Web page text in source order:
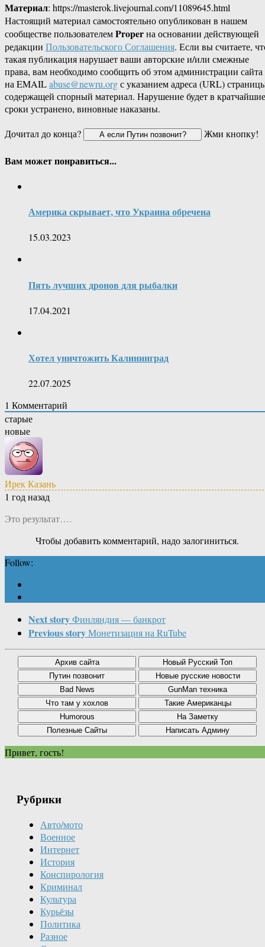
Материал: https://masterok.livejournal.com/11089645.html
Настоящий материал самостоятельно опубликован в нашем
сообществе пользователемProperна основании действующей
редакции Пользовательского Соглашения. Если вы считаете,
такая публикация нарушает ваши авторские и/или смежные
права, вам необходимо сообщить об этом администрации сайта
на EMAILabuse@newru.orgс указанием адреса (URL)
содержащей спорный материал. Нарушение будет в кратчайшие
сроки устранено, виновные наказаны.
Дочитал до конца?
Жми кнопку!
Вам может понравиться...
Америка скрывает, что Украина обречена
15.03.2023
Пять лучших дронов для рыбалки
17.04.2021
Хотел уничтожить Калининград
22.07.2025
1 Комментарий
старые
новые
Ирек Казань
1 год назад
Это результат….
Чтобы добавить комментарий, надо залогиниться.
Follow:
Next storyФинляндия — банкрот
Previous storyМонетизация на RuTube
Привет, гость!
Рубрики
Авто/мото
Военное
Интернет
История
Конспирология
Криминал
Культура
Курьёзы
Политика
Разное